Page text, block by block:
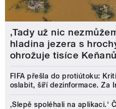
‚Tady už nic
hladina jezera s
ohrožuje tisíce Keňanů
FIFA přešla do protiútoku:
oslabit, šíří dezinformace. Za
‚Slepě spoléhali na aplikaci.‘